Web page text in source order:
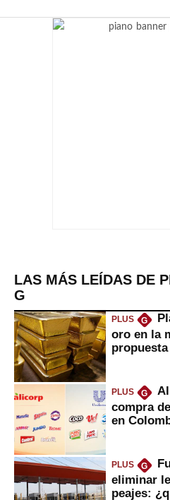
LAS MÁS LEÍDAS DE
G
PLUS G
oro en la
PLUS G
compra
en
PLUS G
eliminar
peajes: